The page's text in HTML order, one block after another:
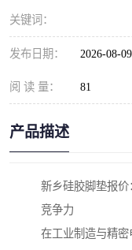
关键词：
发布日期： 2026-08-09
阅 读 量： 81
产品描述
新乡硅胶脚垫报
竞争力
在工业制造与精